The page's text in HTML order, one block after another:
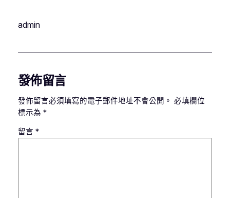
admin
發佈留言
發佈留言必須填寫的電子郵件地址不會公開。 必填欄位
標示為 *
留言 *